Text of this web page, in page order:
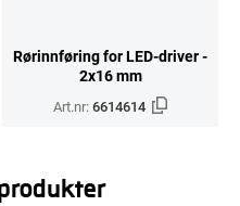
Rørinnføring for LED-driver -
2x16 mm
Art.nr:6614614